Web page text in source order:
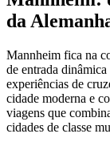
da
Mannheim fica na
de entrada
experiências de
cidade moderna e
viagens que
cidades de classe